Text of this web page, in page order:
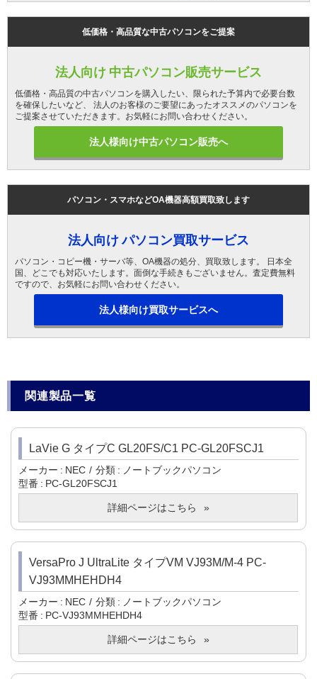
低価格・高品質な中古パソコンをご提案
法人向け 中古パソコン販売サービス
低価格・高品質の中古パソコンを購入したい、限られた予算内で必要台数
を確保したいなど、 法人のお客様のご要望にあったオススメのパソコンを
ご提案させていただきます。お気軽にお問い合わせください。
法人様向け中古パソコン販売へ
パソコン・スマホなどOA機器高額買取致します
法人向け パソコン買取サービス
パソコン・コピー機・サーバ等、OA機器の処分、買取致します。 日本全
国、どこでも対応いたします。面倒な手続きもございません。査定費無料
ですので、お気軽にお問い合わせください。
法人様向け買取サービスへ
関連製品一覧
LaVie G タイプC GL20FS/C1 PC-GL20FSCJ1
メーカー NEC 分類
ノートブックパソコン
型番
PC-GL20FSCJ1
詳細ページはこちら
VersaPro J UltraLite タイプVM VJ93M/M-4 PC-
VJ93MMHEHDH4
メーカー NEC 分類
ノートブックパソコン
型番
PC-VJ93MMHEHDH4
詳細ページはこちら